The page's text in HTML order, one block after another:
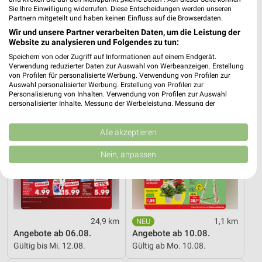
Angebote ab 08.08.
Gültig bis Fr. 14.08.
Angebote ab 03.08.
Noch heute gültig
Kaufland
24,9 km
Angebote ab 06.08.
Gültig bis Mi. 12.08.
Thomas Philipps
1,1 km
Angebote ab 10.08.
Gültig ab Mo. 10.08.
Sie Ihre Einwilligung widerrufen. Diese Entscheidungen werden unseren
Partnern mitgeteilt und haben keinen Einfluss auf die Browserdaten.
Wir und unsere Partner verarbeiten Daten, um die Leistung der
Website zu analysieren und Folgendes zu tun:
Speichern von oder Zugriff auf Informationen auf einem Endgerät.
Verwendung reduzierter Daten zur Auswahl von Werbeanzeigen. Erstellung
von Profilen für personalisierte Werbung. Verwendung von Profilen zur
Auswahl personalisierter Werbung. Erstellung von Profilen zur
Personalisierung von Inhalten. Verwendung von Profilen zur Auswahl
personalisierter Inhalte. Messung der Werbeleistung. Messung der
Kombinationen von Daten aus verschiedenen Quellen. Entwicklung und
Verbesserung der Angebote. Verwendung reduzierter Daten zur Auswahl
von Inhalten.
Daten können außerhalb der Europäischen Union weitergegeben und in die
Website/App.
Partnerliste anzeigen (1 IAB-Anbieter)
IAB-Verarbeitungszwecke:
Speichern von oder Zugriff auf Informationen
Alle akzeptieren
Nein, anpassen